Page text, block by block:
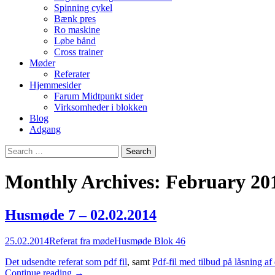
Spinning cykel
Bænk pres
Ro maskine
Løbe bånd
Cross trainer
Møder
Referater
Hjemmesider
Farum Midtpunkt sider
Virksomheder i blokken
Blog
Adgang
Search
for:
Monthly Archives: February
Husmøde 7 – 02.02.2014
25.02.2014Referat fra mødeHusmøde Blok 46
Det udsendte referat som pdf fil, samt Pdf-fil med tilbud på låsning af
Continue reading Husmøde
→